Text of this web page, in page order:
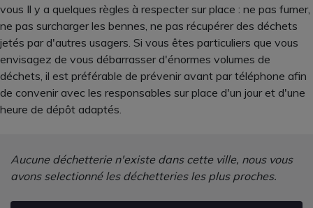
vous Il y a quelques règles à respecter sur place : ne pas fumer,
ne pas surcharger les bennes, ne pas récupérer des déchets
jetés par d'autres usagers. Si vous êtes particuliers que vous
envisagez de vous débarrasser d'énormes volumes de
déchets, il est préférable de prévenir avant par téléphone afin
de convenir avec les responsables sur place d'un jour et d'une
heure de dépôt adaptés.
Aucune déchetterie n'existe dans cette ville, nous vous
avons selectionné les déchetteries les plus proches.